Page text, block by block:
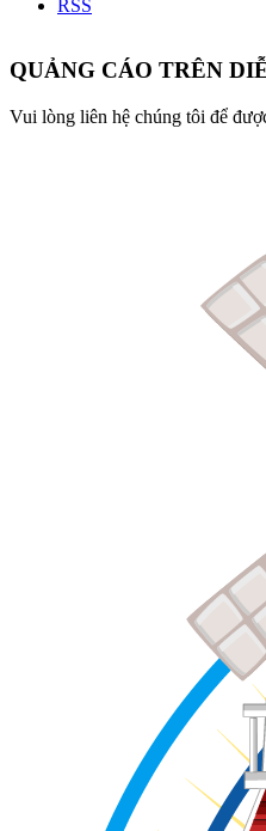
RSS
QUẢNG CÁO TRÊN
Vui lòng liên hệ chúng tôi để